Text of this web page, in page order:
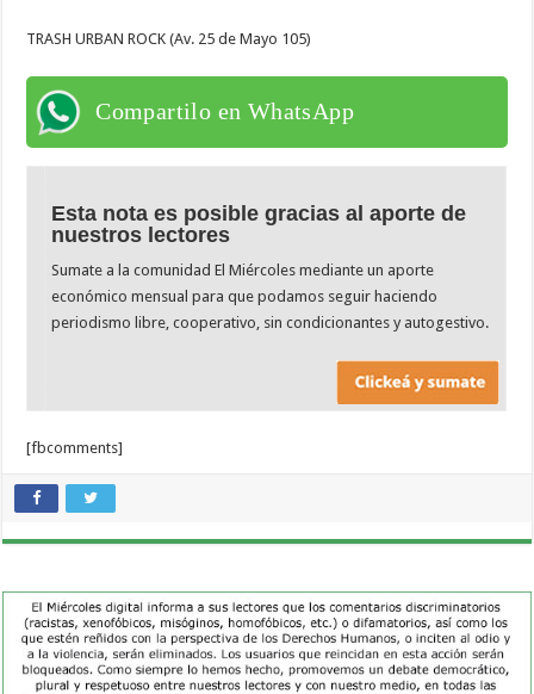
TRASH URBAN ROCK (Av. 25 de Mayo 105)
Compartilo en WhatsApp
Esta nota es posible gracias al aporte de
nuestros lectores
Sumate a la comunidad El Miércoles mediante un aporte
económico mensual para que podamos seguir haciendo
periodismo libre, cooperativo, sin condicionantes y autogestivo.
[fbcomments]